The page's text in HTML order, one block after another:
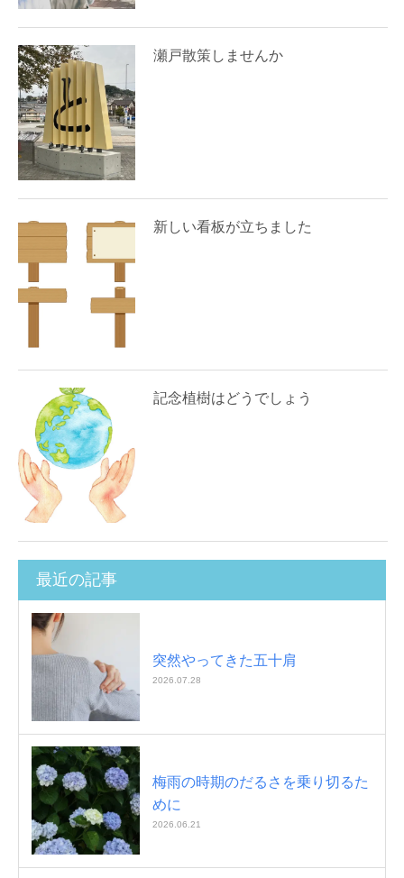
瀬戸散策しませんか
新しい看板が立ちました
記念植樹はどうでしょう
最近の記事
突然やってきた五十肩
2026.07.28
梅雨の時期のだるさを乗り切るた
めに
2026.06.21